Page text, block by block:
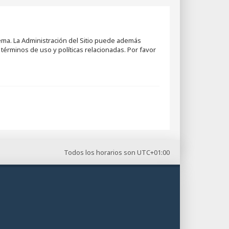
La Administración del Sitio puede además
de uso y políticas relacionadas. Por favor
Todos los horarios son UTC+01:00